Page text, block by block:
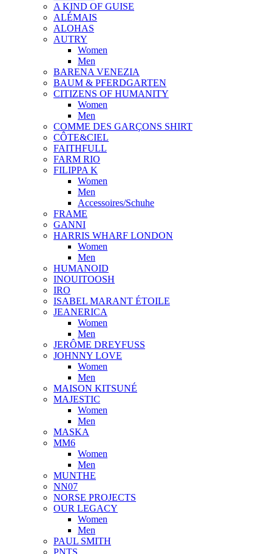
A KIND OF GUISE
ALÉMAIS
ALOHAS
AUTRY
Women
Men
BARENA VENEZIA
BAUM & PFERDGARTEN
CITIZENS OF HUMANITY
Women
Men
COMME DES GARÇONS SHIRT
CÔTE&CIEL
FAITHFULL
FARM RIO
FILIPPA K
Women
Men
Accessoires/Schuhe
FRAME
GANNI
HARRIS WHARF LONDON
Women
Men
HUMANOID
INOUITOOSH
IRO
ISABEL MARANT ÉTOILE
JEANERICA
Women
Men
JERÔME DREYFUSS
JOHNNY LOVE
Women
Men
MAISON KITSUNÉ
MAJESTIC
Women
Men
MASKA
MM6
Women
Men
MUNTHE
NN07
NORSE PROJECTS
OUR LEGACY
Women
Men
PAUL SMITH
PNTS